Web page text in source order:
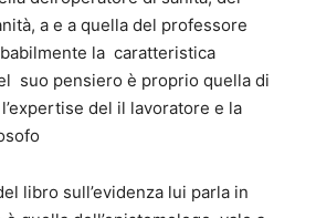
a e a quella del professore
la caratteristica
suo pensiero è proprio quella di
del il lavoratore e la
libro sull’evidenza lui parla in